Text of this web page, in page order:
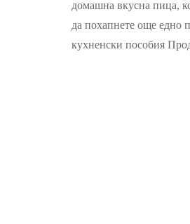
домашна вкусна пица,
да похапнете още едно
кухненски пособия